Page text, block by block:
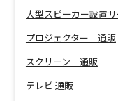
プロジェクター 通販
スクリーン 通販
テレビ 通販